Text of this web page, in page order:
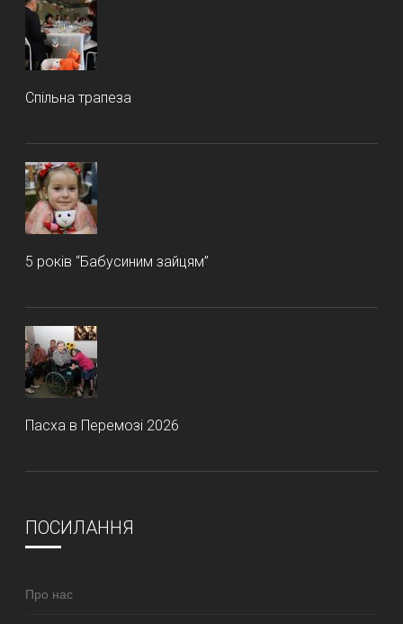
Спільна трапеза
5 років “Бабусиним зайцям”
Пасха в Перемозі 2026
ПОСИЛАННЯ
Про нас